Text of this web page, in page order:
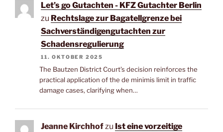
Let’s go Gutachten - KFZ Gutachter Berlin
zu Rechtslage zur Bagatellgrenze bei
Sachverständigengutachten zur
Schadensregulierung
11. OKTOBER 2025
The Bautzen District Court’s decision reinforces the
practical application of the de minimis limit in traffic
damage cases, clarifying when…
Jeanne Kirchhofzu Ist eine vorzeitige